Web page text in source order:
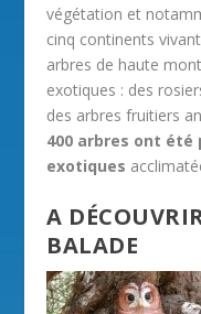
végétation et
cinq continents
arbres de haute
exotiques : des
des arbres fruitiers
400 arbres ont été
exotiques
A
BALADE